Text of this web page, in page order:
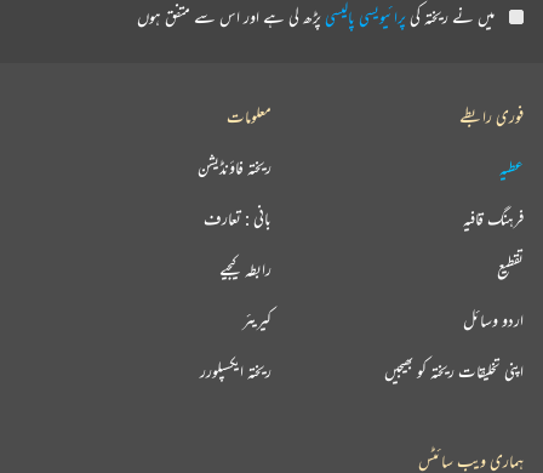
میں نے ریختہ کیپرائیویسی پالیسیپڑھ لی ہے اور اس سے متفق ہوں
فوری رابطے
عطیہ
فرہنگ قافیہ
تقطیع
اردو وسائل
اپنی تخلیقات ریختہ کو بھیجیں
معلومات
ریختہ فاؤنڈیشن
بانی : تعارف
رابطہ کیجیے
کیریئر
ریختہ ایکسپلورر
ہماری ویب سائٹس